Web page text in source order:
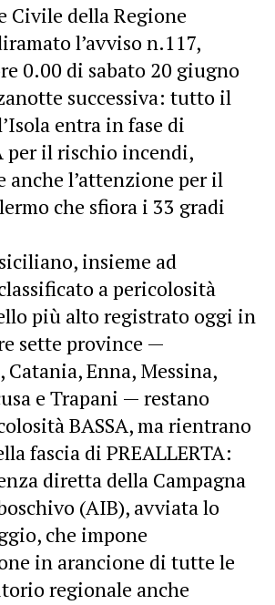
Civile della Regione
l’avviso n.117,
0.00 di sabato 20 giugno
successiva: tutto il
entra in fase di
per il rischio incendi,
anche l’attenzione per il
che sfiora i 33 gradi
insieme ad
a pericolosità
più alto registrato oggi in
sette province —
Catania, Enna, Messina,
e Trapani — restano
BASSA, ma rientrano
fascia di PREALLERTA:
diretta della Campagna
(AIB), avviata lo
che impone
in arancione di tutte le
regionale anche